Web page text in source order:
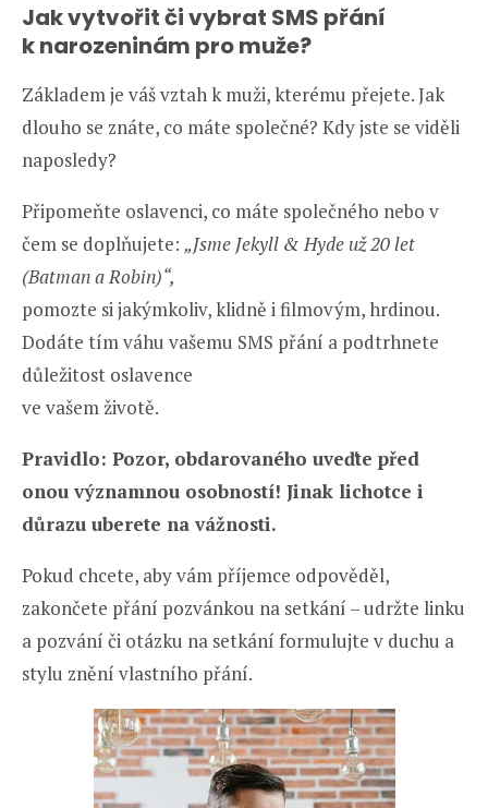
Jak vytvořit či vybrat SMS přání
k narozeninám pro muže?
Základem je váš vztah k muži, kterému přejete. Jak
dlouho se znáte, co máte společné? Kdy jste se viděli
naposledy?
Připomeňte oslavenci, co máte společného nebo v
čem se doplňujete: „Jsme Jekyll & Hyde už 20 let
(Batman a Robin)“,
pomozte si jakýmkoliv, klidně i filmovým, hrdinou.
Dodáte tím váhu vašemu SMS přání a podtrhnete
důležitost oslavence
ve vašem životě.
Pravidlo: Pozor, obdarovaného uveďte před
onou významnou osobností! Jinak lichotce i
důrazu uberete na vážnosti.
Pokud chcete, aby vám příjemce odpověděl,
zakončete přání pozvánkou na setkání – udržte linku
a pozvání či otázku na setkání formulujte v duchu a
stylu znění vlastního přání.